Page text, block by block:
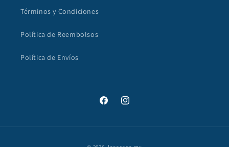
Términos y Condiciones
Política de Reembolsos
Política de Envíos
FacebookInstagram